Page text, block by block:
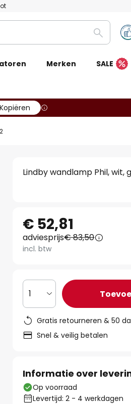
Zoeken
Merken SALE
Kopiëren
Lindby wandlamp Phil, wit,
€ 52,81
adviesprijs€ 83,50
incl. btw
1
Gratis retourneren & 50
Snel & veilig betalen
Informatie over
Op voorraad
Levertijd: 2 - 4 werkdagen